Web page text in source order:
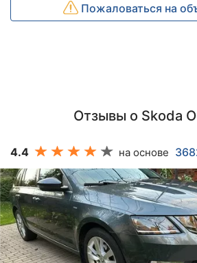
Пожаловаться на
Отзывы о Skoda
4.4 на основе